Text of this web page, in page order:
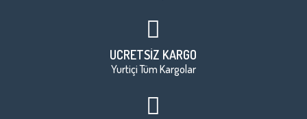
ÜCRETSİZ KARGO
Yurtiçi Tüm Kargolar